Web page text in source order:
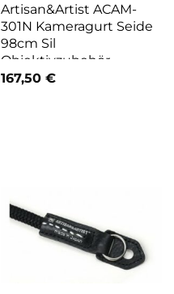
Artisan&Artist ACAM-
301N Kameragurt Seide
98cm Sil
Objektivzubehör
167,50 €